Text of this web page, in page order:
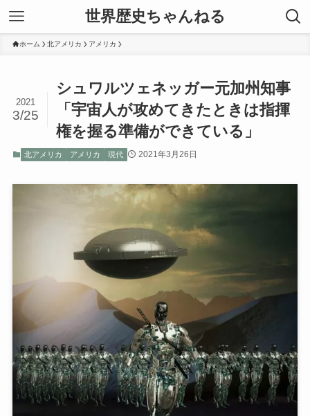
世界歴史ちゃんねる
ホーム 北アメリカ アメリカ
シュワルツェネッガー元加州知事
「宇宙人が攻めてきたときは指揮
権を握る準備ができている」
2021
3/25
北アメリカ アメリカ 現代 2021年3月26日